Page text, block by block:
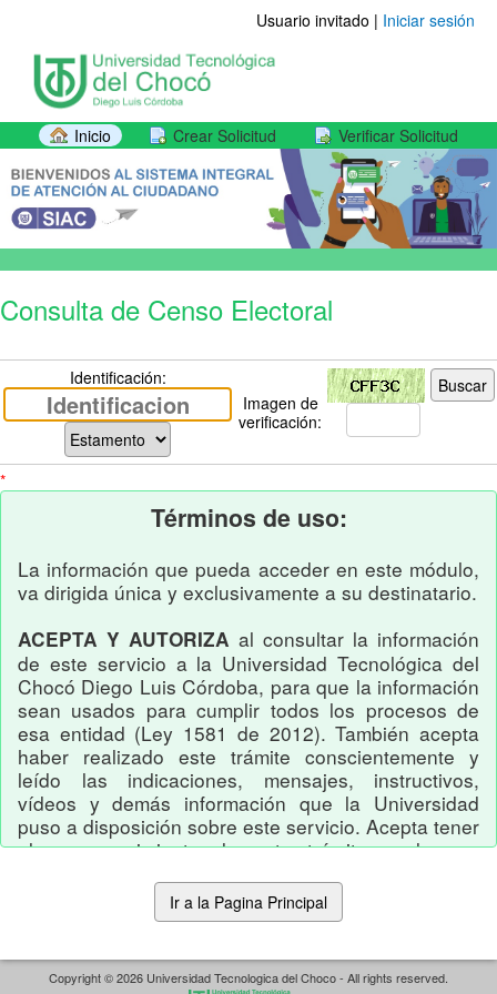
Usuario invitado | Iniciar sesión
Inicio Crear Solicitud Verificar Solicitud
Consulta de Censo Electoral
Identificación:
Imagen de
verificación:
*
Términos de uso:
La información que pueda acceder en este módulo,
va dirigida única y exclusivamente a su destinatario.
ACEPTA Y AUTORIZA al consultar la información
de este servicio a la Universidad Tecnológica del
Chocó Diego Luis Córdoba, para que la información
sean usados para cumplir todos los procesos de
esa entidad (Ley 1581 de 2012). También acepta
haber realizado este trámite conscientemente y
leído las indicaciones, mensajes, instructivos,
vídeos y demás información que la Universidad
puso a disposición sobre este servicio. Acepta tener
pleno conocimiento de este trámite y de sus
Acepta que usted es el único responsable si utiliza
institucionales consagradas en los reglamentos y
Copyright © 2026 Universidad Tecnologica del Choco - All rights reserved.